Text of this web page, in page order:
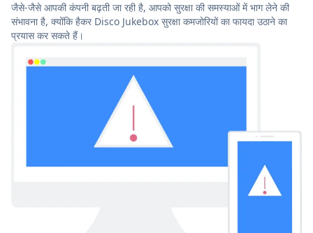
जैसे-जैसे आपकी कंपनी बढ़ती जा रही है, आपको सुरक्षा की समस्याओं में भाग लेने की
संभावना है, क्योंकि हैकर Disco Jukebox सुरक्षा कमजोरियों का फायदा उठाने का
प्रयास कर सकते हैं।